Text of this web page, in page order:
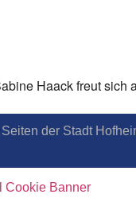
Haack freut
der Stadt
Cookie Banner